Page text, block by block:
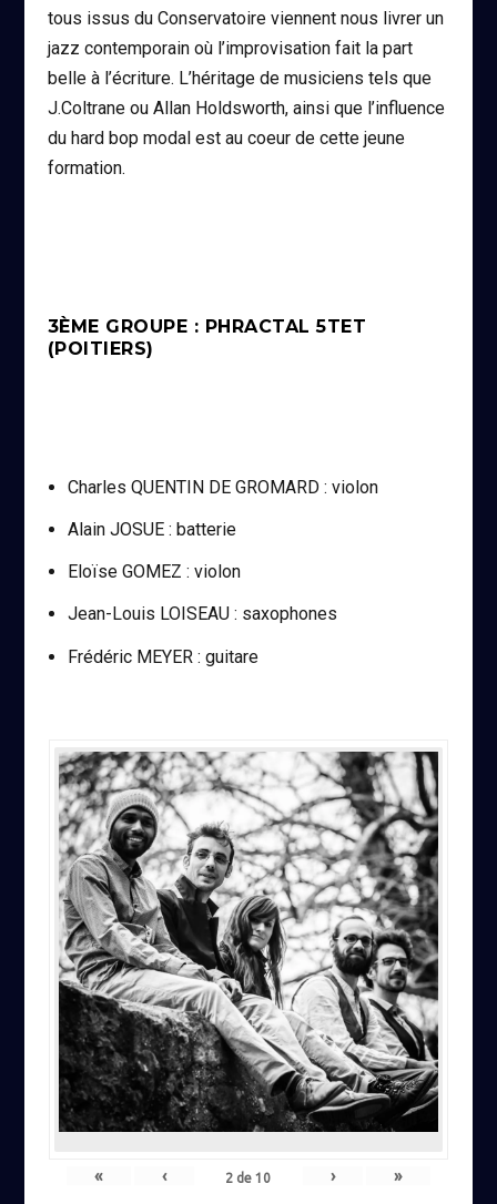
tous issus du Conservatoire viennent nous livrer un
jazz contemporain où l’improvisation fait la part
belle à l’écriture. L’héritage de musiciens tels que
J.Coltrane ou Allan Holdsworth, ainsi que l’influence
du hard bop modal est au coeur de cette jeune
formation.
3ÈME GROUPE : PHRACTAL 5TET
(POITIERS)
Charles QUENTIN DE GROMARD : violon
Alain JOSUE : batterie
Eloïse GOMEZ : violon
Jean-Louis LOISEAU : saxophones
Frédéric MEYER : guitare
« ‹ 2 de10 › »